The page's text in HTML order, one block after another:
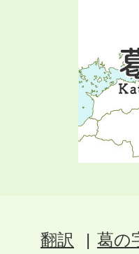
翻訳 葛の